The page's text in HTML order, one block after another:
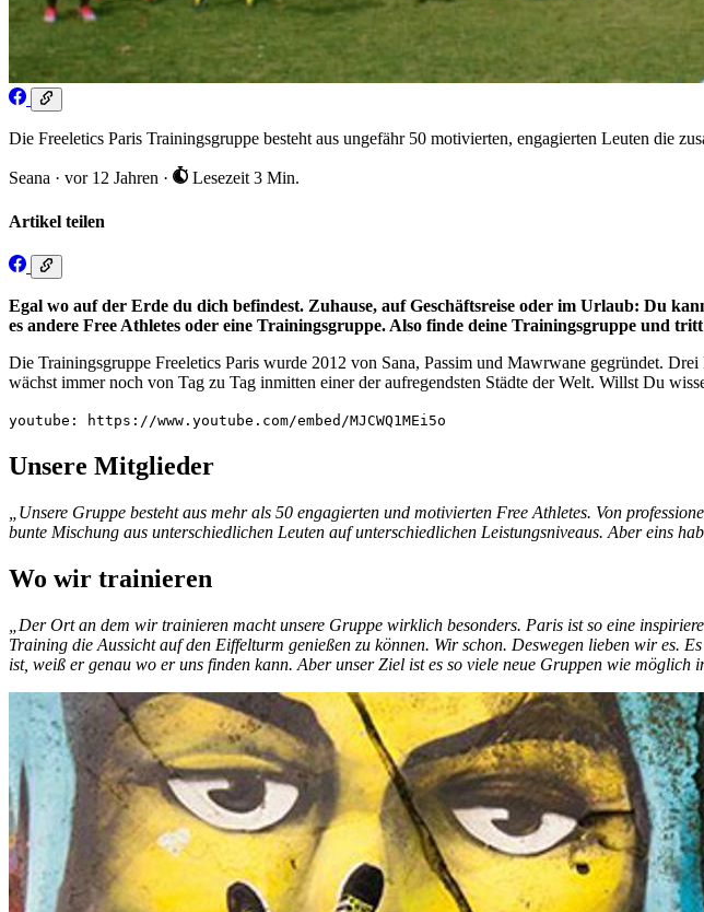
Die Freeletics Paris Trainingsgruppe besteht aus ungefähr 50 motivierten, engagierten Leuten die
Seana · vor 12 Jahren · Lesezeit 3 Min.
Artikel teilen
Egal wo auf der Erde du dich befindest. Zuhause, auf Geschäftsreise oder im Urlaub: Du
es andere Free Athletes oder eine Trainingsgruppe. Also finde deine Trainingsgruppe und
Die Trainingsgruppe Freeletics Paris wurde 2012 von Sana, Passim und Mawrwane gegründet.
wächst immer noch von Tag zu Tag inmitten einer der aufregendsten Städte der Welt. Willst Du
youtube: https://www.youtube.com/embed/MJCWQ1MEi5o
Unsere Mitglieder
„Unsere Gruppe besteht aus mehr als 50 engagierten und motivierten Free Athletes. Von
bunte Mischung aus unterschiedlichen Leuten auf unterschiedlichen Leistungsniveaus. Aber eins
Wo wir trainieren
„Der Ort an dem wir trainieren macht unsere Gruppe wirklich besonders. Paris ist so eine
Training die Aussicht auf den Eiffelturm genießen zu können. Wir schon. Deswegen lieben wir
ist, weiß er genau wo er uns finden kann. Aber unser Ziel ist es so viele neue Gruppen wie möglich